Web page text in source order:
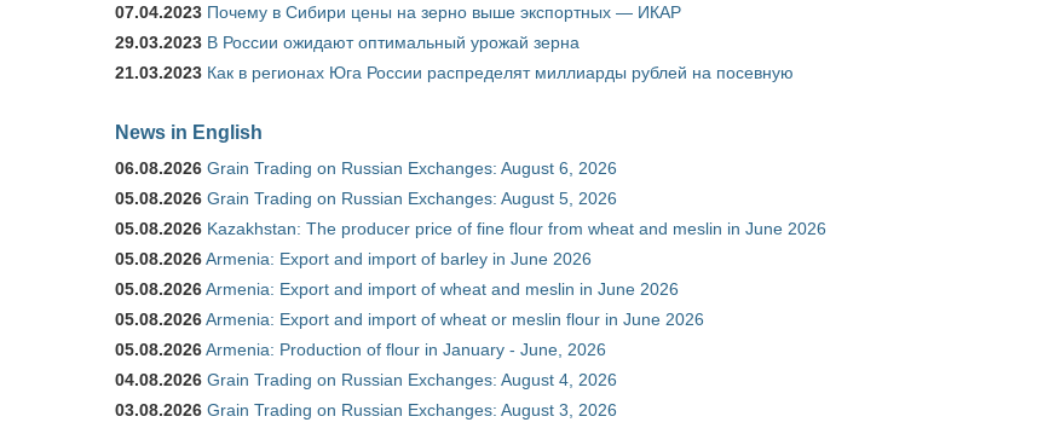
07.04.2023 Почему в Сибири цены на зерно выше экспортных — ИКАР
29.03.2023 В России ожидают оптимальный урожай зерна
21.03.2023 Как в регионах Юга России распределят миллиарды рублей на посевную
News in English
06.08.2026 Grain Trading on Russian Exchanges: August 6, 2026
05.08.2026 Grain Trading on Russian Exchanges: August 5, 2026
05.08.2026 Kazakhstan: The producer price of fine flour from wheat and meslin in June 2026
05.08.2026Armenia: Export and import of barley in June 2026
05.08.2026Armenia: Export and import of wheat and meslin in June 2026
05.08.2026Armenia: Export and import of wheat or meslin flour in June 2026
05.08.2026Armenia: Production of flour in January - June, 2026
04.08.2026 Grain Trading on Russian Exchanges: August 4, 2026
03.08.2026 Grain Trading on Russian Exchanges: August 3, 2026